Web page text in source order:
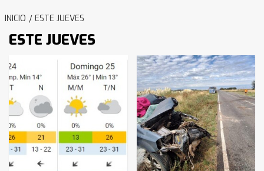
INICIO ESTE JUEVES
ESTE JUEVES